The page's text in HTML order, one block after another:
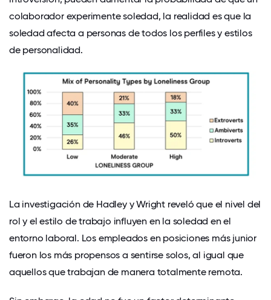
colaborador experimente soledad, la realidad es que la
soledad afecta a personas de todos los perfiles y estilos
de personalidad.
La investigación de Hadley y Wright reveló que el nivel del
rol y el estilo de trabajo influyen en la soledad en el
entorno laboral. Los empleados en posiciones más junior
fueron los más propensos a sentirse solos, al igual que
aquellos que trabajan de manera totalmente remota.